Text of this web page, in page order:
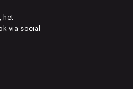
het
via social